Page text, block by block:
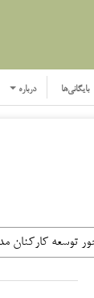
بایگانی‌ها درباره